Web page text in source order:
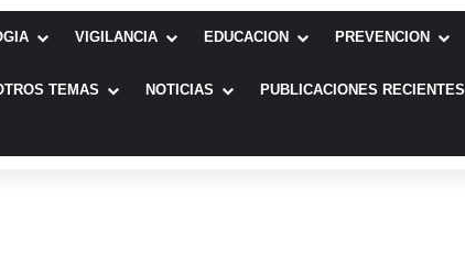
VIGILANCIA EDUCACION PREVENCION
TEMAS NOTICIAS PUBLICACIONES RECIENTES